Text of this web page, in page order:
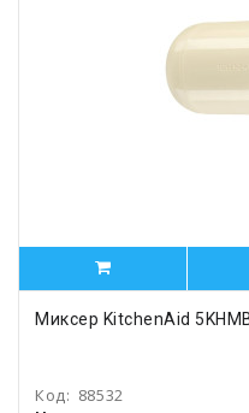
Миксер KitchenAid
Код: 88532